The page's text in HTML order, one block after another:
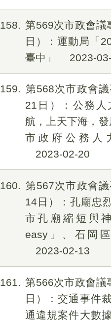
158
第569次市政會議
日）：運動局「
臺中」
2023-
159
第568次市政會
21日）：公務
航，上天下海，
市政府公務人
2023-02-20
160
第567次市政會
14日）：孔廟忠
市孔廟縮短與
easy」、石岡
2023-02-13
161
第566次市政會議
日）：交通事件
通違規案件大數